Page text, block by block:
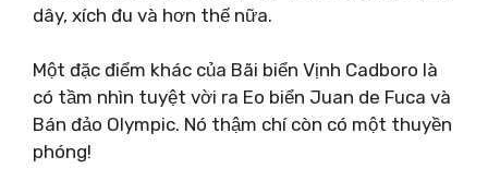
dây, xích đu và hơn thế nữa.
Một đặc điểm khác của Bãi biển Vịnh Cadboro là
có tầm nhìn tuyệt vời ra Eo biển Juan de Fuca và
Bán đảo Olympic. Nó thậm chí còn có một thuyền
phóng!